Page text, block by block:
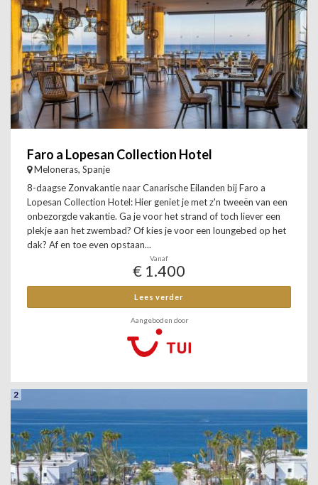
Faro a Lopesan Collection Hotel
Meloneras, Spanje
8-daagse Zonvakantie naar Canarische Eilanden bij Faro a
Lopesan Collection Hotel: Hier geniet je met z'n tweeën van een
onbezorgde vakantie. Ga je voor het strand of toch liever een
plekje aan het zwembad? Of kies je voor een loungebed op het
dak? Af en toe even opstaan...
Vanaf
€ 1.400
Lees verder
Aangeboden door
2